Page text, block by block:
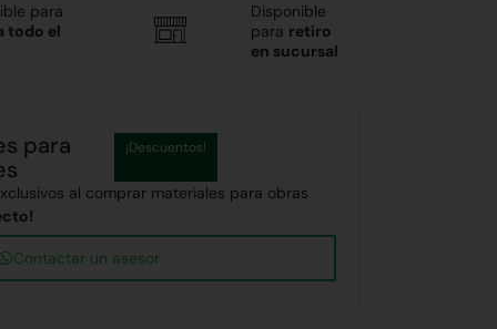
para
todo el
Disponible
para retiro
en sucursal
para
¡Descuentos!
al comprar materiales para obras
Contactar un asesor